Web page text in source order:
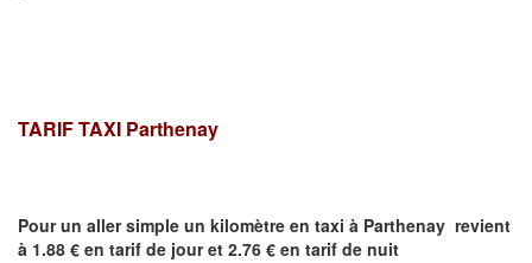
TARIF TAXI Parthenay
Pour un aller simple un kilomètre en taxi à Parthenay revient
à 1.88 € en tarif de jour et 2.76 € en tarif de nuit